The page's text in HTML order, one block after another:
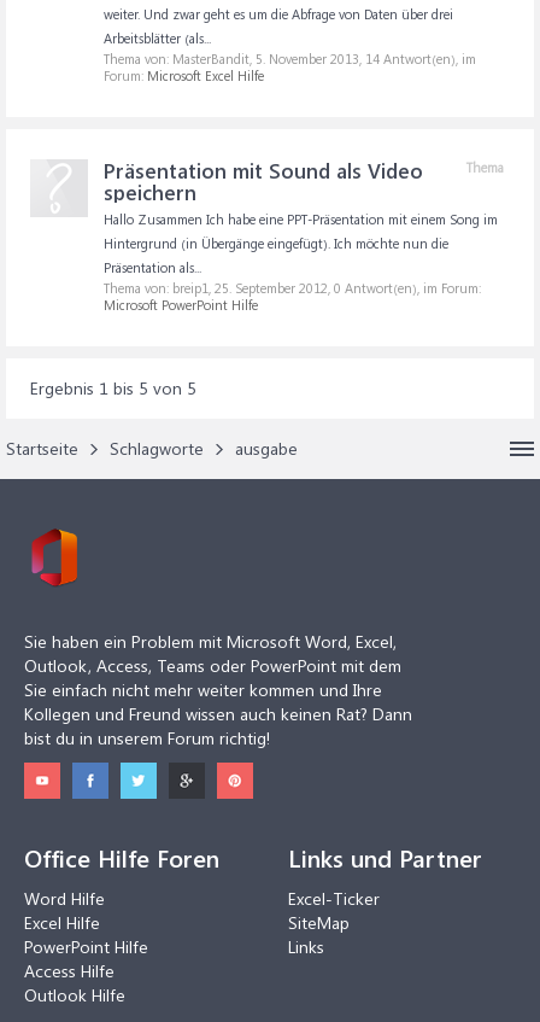
weiter. Und zwar geht es um die Abfrage von Daten über drei
Arbeitsblätter (als...
Thema von: MasterBandit, 5. November 2013, 14 Antwort(en), im
Forum: Microsoft Excel Hilfe
Thema
Präsentation mit Sound als Video
speichern
Hallo Zusammen Ich habe eine PPT-Präsentation mit einem Song im
Hintergrund (in Übergänge eingefügt). Ich möchte nun die
Präsentation als...
Thema von: breip1, 25. September 2012, 0 Antwort(en), im Forum:
Microsoft PowerPoint Hilfe
Ergebnis 1 bis 5 von 5
Startseite Schlagworte ausgabe
Sie haben ein Problem mit Microsoft Word, Excel,
Outlook, Access, Teams oder PowerPoint mit dem
Sie einfach nicht mehr weiter kommen und Ihre
Kollegen und Freund wissen auch keinen Rat? Dann
bist du in unserem Forum richtig!
Office Hilfe Foren
Word Hilfe
Excel Hilfe
PowerPoint Hilfe
Access Hilfe
Outlook Hilfe
Links und Partner
Excel-Ticker
SiteMap
Links